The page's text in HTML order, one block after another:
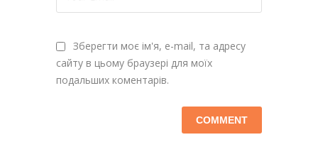
Зберегти моє ім'я, e-mail, та адресу
сайту в цьому браузері для моїх
подальших коментарів.